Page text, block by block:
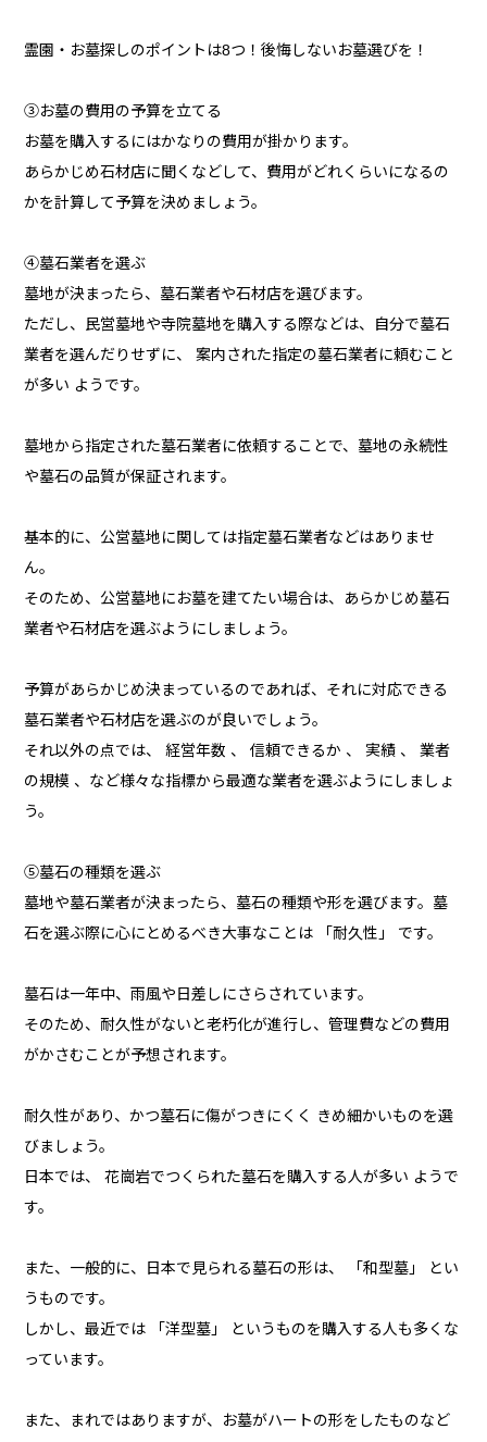
霊園・お墓探しのポイントは8つ！後悔しないお墓選びを！
③お墓の費用の予算を立てる
お墓を購入するにはかなりの費用が掛かります。
あらかじめ石材店に聞くなどして、費用がどれくらいになるの
かを計算して予算を決めましょう。
④墓石業者を選ぶ
墓地が決まったら、墓石業者や石材店を選びます。
ただし、民営墓地や寺院墓地を購入する際などは、自分で墓石
業者を選んだりせずに、 案内された指定の墓石業者に頼むこと
が多い ようです。
墓地から指定された墓石業者に依頼することで、墓地の永続性
や墓石の品質が保証されます。
基本的に、公営墓地に関しては指定墓石業者などはありませ
ん。
そのため、公営墓地にお墓を建てたい場合は、あらかじめ墓石
業者や石材店を選ぶようにしましょう。
予算があらかじめ決まっているのであれば、それに対応できる
墓石業者や石材店を選ぶのが良いでしょう。
それ以外の点では、 経営年数 、 信頼できるか 、 実績 、 業者
の規模 、など様々な指標から最適な業者を選ぶようにしましょ
う。
⑤墓石の種類を選ぶ
墓地や墓石業者が決まったら、墓石の種類や形を選びます。墓
石を選ぶ際に心にとめるべき大事なことは 「耐久性」 です。
墓石は一年中、雨風や日差しにさらされています。
そのため、耐久性がないと老朽化が進行し、管理費などの費用
がかさむことが予想されます。
耐久性があり、かつ墓石に傷がつきにくく きめ細かいものを選
びましょう。
日本では、 花崗岩でつくられた墓石を購入する人が多い ようで
す。
また、一般的に、日本で見られる墓石の形は、 「和型墓」 とい
うものです。
しかし、最近では 「洋型墓」 というものを購入する人も多くな
っています。
また、まれではありますが、お墓がハートの形をしたものなど